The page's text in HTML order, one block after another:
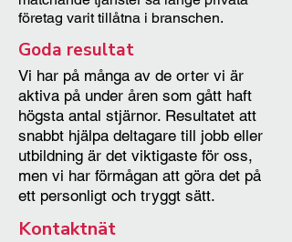
individanpassar schema och aktiviteter
och ser om det behövs  specifika
insatser, till exempel karriärvägledning.
Privata företag och icke vinstdrivande
organisationer kan ansöka om att bli
godkänd som leverantör. Ett företag
som har avtal som leverantör inom
Rusta och Matcha kan också ha
underleverantörer under samma
företagsnamn.
företag varit tillåtna i branschen.
Goda resultat
Vi har på många av de orter vi är
aktiva på under åren som gått haft
högsta antal stjärnor. Resultatet att
snabbt hjälpa deltagare till jobb eller
utbildning är det viktigaste för oss,
men vi har förmågan att göra det på
ett personligt och tryggt sätt.
Kontaktnät